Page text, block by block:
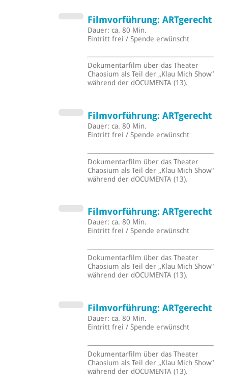
Filmvorführung: ARTgerecht
Dauer: ca. 80 Min.
Eintritt frei / Spende erwünscht
Dokumentarfilm über das Theater
Chaosium als Teil der „Klau Mich Show“
während der dOCUMENTA (13).
Filmvorführung: ARTgerecht
Dauer: ca. 80 Min.
Eintritt frei / Spende erwünscht
Dokumentarfilm über das Theater
Chaosium als Teil der „Klau Mich Show“
während der dOCUMENTA (13).
Filmvorführung: ARTgerecht
Dauer: ca. 80 Min.
Eintritt frei / Spende erwünscht
Dokumentarfilm über das Theater
Chaosium als Teil der „Klau Mich Show“
während der dOCUMENTA (13).
Filmvorführung: ARTgerecht
Dauer: ca. 80 Min.
Eintritt frei / Spende erwünscht
Dokumentarfilm über das Theater
Chaosium als Teil der „Klau Mich Show“
während der dOCUMENTA (13).